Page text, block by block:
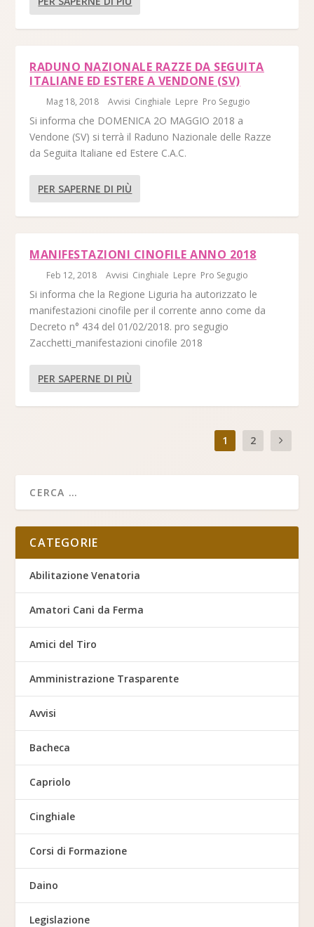
RADUNO NAZIONALE RAZZE DA SEGUITA
ITALIANE ED ESTERE A VENDONE (SV)
Mag 18, 2018 |Avvisi Cinghiale Lepre Pro Segugio
Si informa che DOMENICA 2O MAGGIO 2018 a
Vendone (SV) si terrà il Raduno Nazionale delle Razze
da Seguita Italiane ed Estere C.A.C.
PER SAPERNE DI PIÙ
MANIFESTAZIONI CINOFILE ANNO 2018
Feb 12, 2018 |Avvisi Cinghiale Lepre Pro Segugio
Si informa che la Regione Liguria ha autorizzato le
manifestazioni cinofile per il corrente anno come da
Decreto n° 434 del 01/02/2018. pro segugio
Zacchetti_manifestazioni cinofile 2018
PER SAPERNE DI PIÙ
1 2
CATEGORIE
Abilitazione Venatoria
Amatori Cani da Ferma
Amici del Tiro
Amministrazione Trasparente
Avvisi
Bacheca
Capriolo
Cinghiale
Corsi di Formazione
Daino
Legislazione